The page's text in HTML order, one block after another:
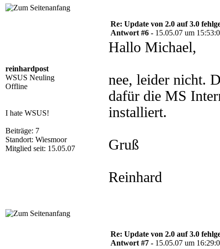
reinhardpost
WSUS Neuling
Offline
I hate WSUS!
Beiträge: 7
Standort: Wiesmoor
Mitglied seit: 15.05.07
Re: Update von 2.0 auf 3.0
Antwort #6 - 15.05.07 um
Hallo Michael,
nee, leider nicht.
dafür die MS
installiert.
Gruß
Reinhard
Re: Update von 2.0 auf 3.0
Antwort #7 - 15.05.07 um